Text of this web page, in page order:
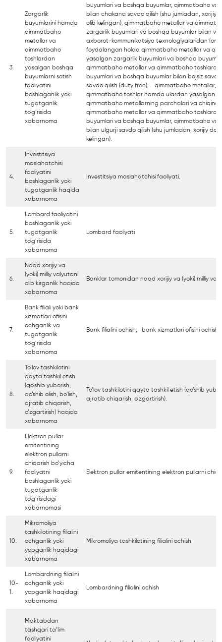
3.
Zargarlik
buyumlarini hamda
qimmatbaho
metallar va
qimmatbaho
toshlardan
yasalgan boshqa
buyumlarni sotish
faoliyatini
boshlaganlik yoki
tugatganlik
to’g’risida
xabarnoma
buyumlari va boshqa buyumlar, qimmatbaho va
bilan chakana savdo qilish (shu jumladan, xorijiy
olib kelingan), qimmatbaho metallar va
zargarlik buyumlari va boshqa buyumlar bilan
axborot-kommunikatsiya texnologiyalaridan
foydalangan holda qimmatbaho metallar va
yasalgan zargarlik buyumlari va boshqa
qimmatbaho metallar va qimmatbaho
buyumlari va boshqa buyumlar bilan bojsiz
savdo qilish (duty free); qimmatbaho metallar,
qimmatbaho toshlar hamda ulardan yasalgan
qimmatbaho metallarning parchalari va
qimmatbaho metallar va qimmatbaho
buyumlari va boshqa buyumlar, qimmatbaho va
bilan ulgurji savdo qilish (shu jumladan, xorijiy
kelingan).
4.
Investitsiya
maslahatchisi
faoliyatini
boshlaganlik yoki
tugatganlik haqida
xabarnoma
Investitsiya maslahatchisi faoliyati.
5.
Lombard faoliyatini
boshlaganlik yoki
tugatganlik
to’g’risida
xabarnoma
Lombard faoliyati
6.
Naqd xorijiy va
(yoki) milliy valyutani
olib kirganlik haqida
xabarnoma
Banklar tomonidan naqd xorijiy va (yoki) milliy
7.
Bank filiali yoki bank
xizmatlari ofisini
ochganlik va
tugatganlik
to’g’risida
xabarnoma
Bank filialini ochish; bank xizmatlari ofisini
8.
To’lov tashkilotini
qayta tashkil etish
(qo’shib yuborish,
qo’shib olish, bo’lish,
ajratib chiqarish,
o’zgartirish) haqida
xabarnoma
To’lov tashkilotini qayta tashkil etish (qo’shib
ajratib chiqarish, o’zgartirish).
9.
Elektron pullar
emitentining
elektron pullarni
chiqarish bo’yicha
faoliyatni
boshlaganlik yoki
tugatganlik
to’g’risidagi
xabarnomasi
Elektron pullar emitentining elektron pullarni
10.
Mikromoliya
tashkilotining filialini
ochganlik yoki
yopganlik haqidagi
xabarnoma
Mikromoliya tashkilotining filialini ochish
10-
1.
Lombardning filialini
ochganlik yoki
yopganlik haqidagi
xabarnoma
Lombardning filialini ochish
Maktabdan
tashqari ta’lim
faoliyatini